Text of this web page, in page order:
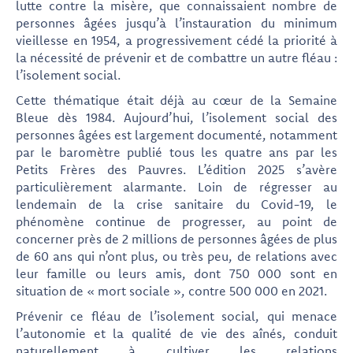
lutte contre la misère, que connaissaient nombre de
personnes âgées jusqu’à l’instauration du minimum
vieillesse en 1954, a progressivement cédé la priorité à
la nécessité de prévenir et de combattre un autre fléau :
l’isolement social.
Cette thématique était déjà au cœur de la Semaine
Bleue dès 1984. Aujourd’hui, l’isolement social des
personnes âgées est largement documenté, notamment
par le baromètre publié tous les quatre ans par les
Petits Frères des Pauvres. L’édition 2025 s’avère
particulièrement alarmante. Loin de régresser au
lendemain de la crise sanitaire du Covid-19, le
phénomène continue de progresser, au point de
concerner près de 2 millions de personnes âgées de plus
de 60 ans qui n’ont plus, ou très peu, de relations avec
leur famille ou leurs amis, dont 750 000 sont en
situation de « mort sociale », contre 500 000 en 2021.
Prévenir ce fléau de l’isolement social, qui menace
l’autonomie et la qualité de vie des aînés, conduit